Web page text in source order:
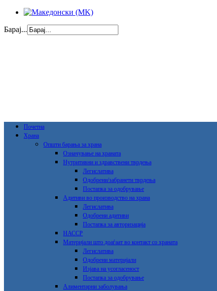
Барај...
Почетна
Храна
Општи барања за храна
Означување на храната
Нутритивни и здравствени тврдења
Легислатива
Одобрени/забранети тврдења
Постапка за одобрување
Адитиви во производство на храна
Легислатива
Одобрени адитиви
Постапка за авторизација
НАССР
Материјали што доаѓаат во контакт со храната
Легислатива
Одобрени материјали
Изјава на усогласеност
Постапка за одобрување
Алиментарни заболувања